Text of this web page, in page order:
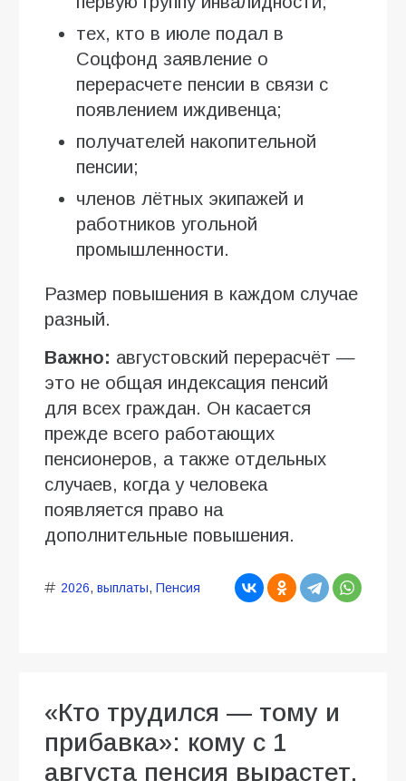
тех, кто в июле подал в
Соцфонд заявление о
перерасчете пенсии в связи с
появлением иждивенца;
получателей накопительной
пенсии;
членов лётных экипажей и
работников угольной
промышленности.
Размер повышения в каждом случае
разный.
Важно: августовский перерасчёт —
это не общая индексация пенсий
для всех граждан. Он касается
прежде всего работающих
пенсионеров, а также отдельных
случаев, когда у человека
появляется право на
дополнительные повышения.
2026, выплаты, Пенсия
«Кто трудился — тому и
прибавка»: кому с 1
августа пенсия вырастет,